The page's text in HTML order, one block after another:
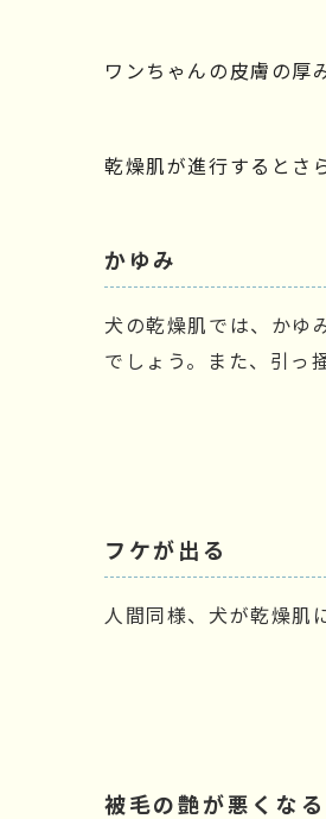
ワンちゃんの皮膚の厚
乾燥肌が進行するとさ
かゆみ
犬の乾燥肌では、かゆ
でしょう。また、引っ
フケが出る
人間同様、犬が乾燥肌
被毛の艶が悪くなる